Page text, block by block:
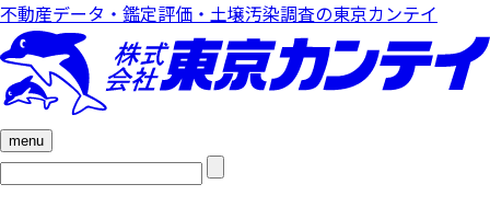
不動産データ・鑑定評価・土壌汚染調査の東京カンテイ
menu
検